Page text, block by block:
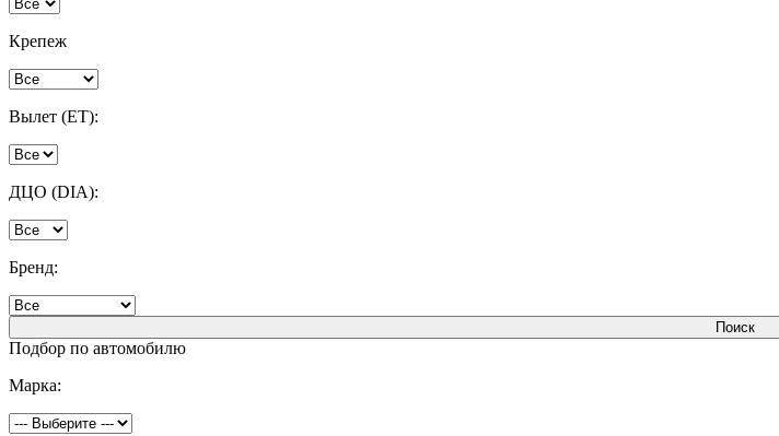
Крепеж
Вылет (ET):
ДЦО (DIA):
Бренд:
Подбор по автомобилю
Марка: